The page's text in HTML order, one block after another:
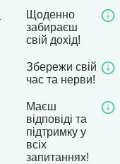
Щоденно
забираєш
свій дохід!
Збережи свій
час та нерви!
Маєш
відповіді та
підтримку у
всіх
запитаннях!